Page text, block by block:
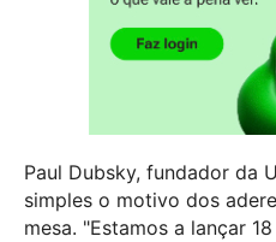
Paul Dubsky, fundador da
simples o motivo dos
mesa. "Estamos a lançar